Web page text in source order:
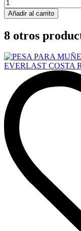
Añadir al carrito
8 otros